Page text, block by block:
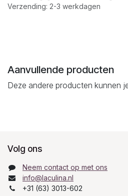
Verzending: 2-3 werkdagen
Aanvullende producten
Deze andere producten kunnen
Volg ons
Neem contact op met ons
info@laculina.nl
+31 (63) 3013-602